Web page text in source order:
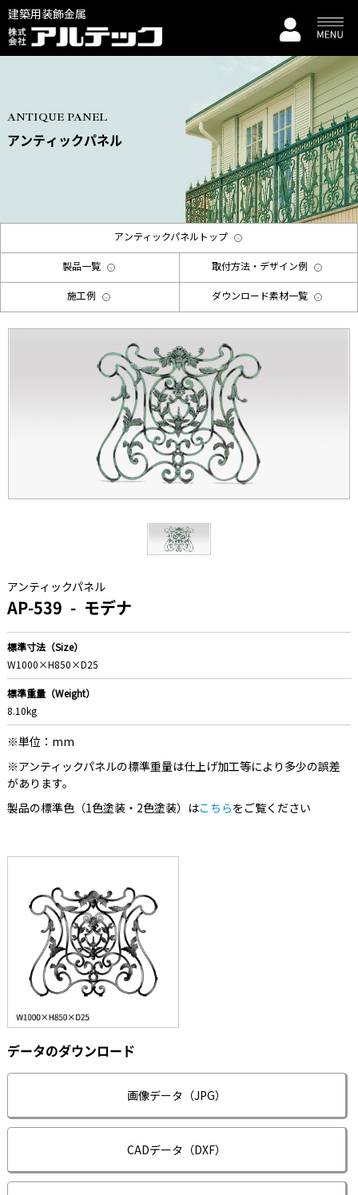
建築用装飾金属
ANTIQUE PANEL
アンティックパネル
アンティックパネルトップ
製品一覧 取付方法・デザイン例
施工例 ダウンロード素材一覧
アンティックパネル
AP-539 モデナ
標準寸法（Size）
W1000×H850×D25
標準重量（Weight）
8.10kg
※単位：mm
※アンティックパネルの標準重量は仕上げ加工等により多少の誤差
があります。
製品の標準色（1色塗装・2色塗装）はこちらをご覧ください
データのダウンロード
画像データ（JPG）
CADデータ（DXF）